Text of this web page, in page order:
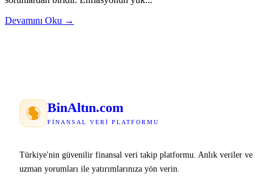
Devamını Oku →
BinAltın.com
FINANSAL VERI PLATFORMU
Türkiye'nin güvenilir finansal veri takip platformu. Anlık veriler ve
uzman yorumları ile yatırımlarınıza yön verin.